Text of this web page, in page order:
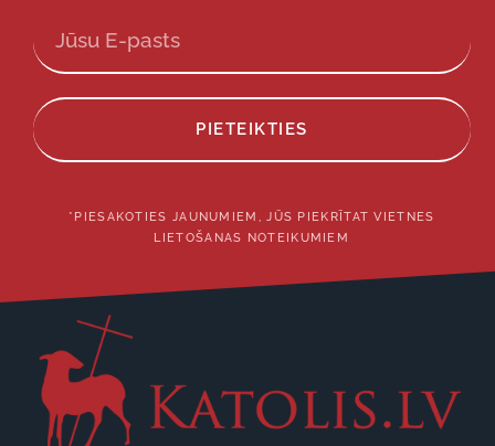
PIETEIKTIES
*PIESAKOTIES JAUNUMIEM, JŪS PIEKRĪTAT VIETNES
LIETOŠANAS NOTEIKUMIEM